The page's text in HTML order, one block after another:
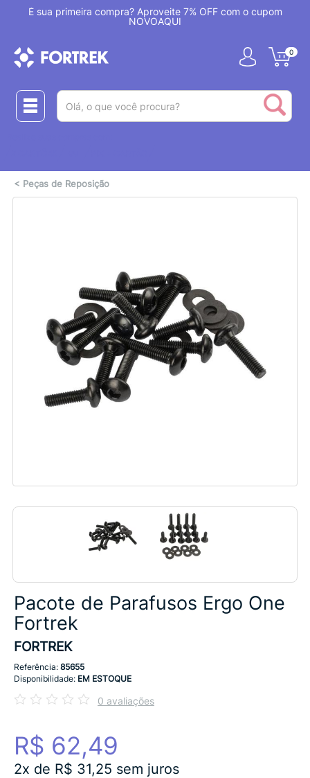
É sua primeira compra? Aproveite 7% OFF com o cupom
NOVOAQUI
0
< Peças de Reposição
Pacote de Parafusos Ergo One
Fortrek
FORTREK
Referência: 85655
Disponibilidade: EM ESTOQUE
0 avaliações
R$ 62,49
2x de R$ 31,25 sem juros